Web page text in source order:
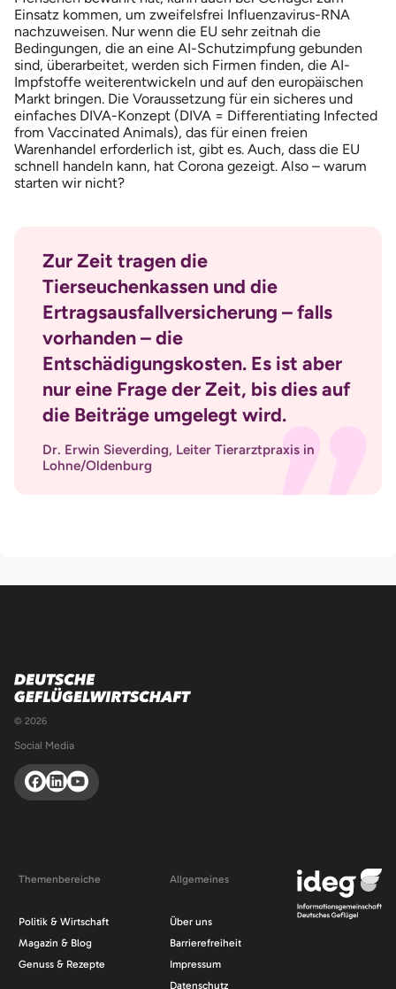
Einsatz kommen, um zweifelsfrei Influenzavirus-RNA
nachzuweisen. Nur wenn die EU sehr zeitnah die
Bedingungen, die an eine AI-Schutzimpfung gebunden
sind, überarbeitet, werden sich Firmen finden, die AI-
Impfstoffe weiterentwickeln und auf den europäischen
Markt bringen. Die Voraussetzung für ein sicheres und
einfaches DIVA-Konzept (DIVA = Differentiating Infected
from Vaccinated Animals), das für einen freien
Warenhandel erforderlich ist, gibt es. Auch, dass die EU
schnell handeln kann, hat Corona gezeigt. Also – warum
starten wir nicht?
Zur Zeit tragen die
Tierseuchenkassen und die
Ertragsausfallversicherung – falls
vorhanden – die
Entschädigungskosten. Es ist aber
nur eine Frage der Zeit, bis dies auf
die Beiträge umgelegt wird.
Dr. Erwin Sieverding, Leiter Tierarztpraxis in
Lohne/Oldenburg
© 2026
Social Media
Themenbereiche
Politik & Wirtschaft
Magazin & Blog
Genuss & Rezepte
Allgemeines
Über uns
Barrierefreiheit
Impressum
Datenschutz